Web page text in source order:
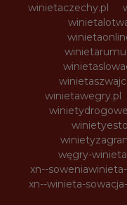
winietaczechy.pl
winietawegry.pl
węgry-
xn--
xn--winieta-